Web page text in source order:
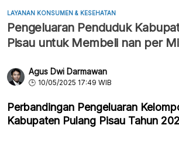
LAYANAN KONSUMEN & KESEHATAN
Pengeluaran Penduduk
Pisau untuk Membeli nan per
Agus Dwi Darmawan
10/05/2025 17:49 WIB
Perbandingan Pengeluaran
Kabupaten Pulang Pisau Tahun